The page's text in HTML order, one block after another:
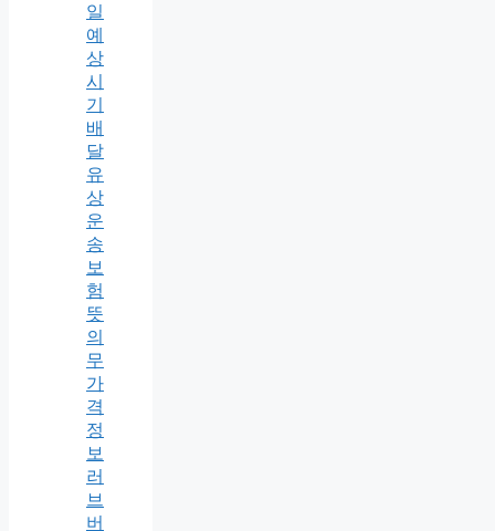
일
예
상
시
기
배
달
유
상
운
송
보
험
뜻
의
무
가
격
정
보
러
브
버